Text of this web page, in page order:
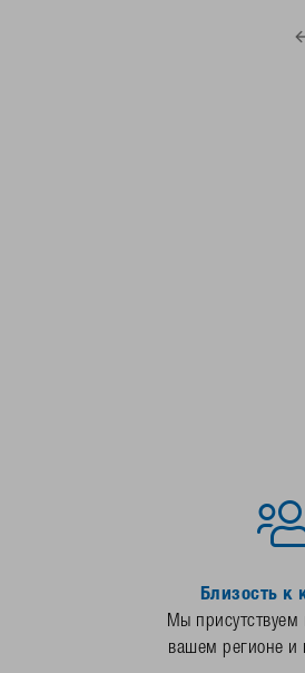
Близость к
Мы присутствуем
вашем регионе и